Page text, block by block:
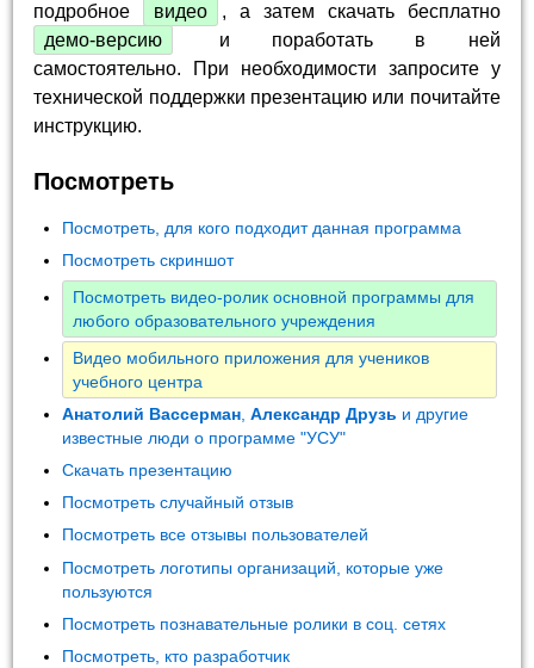
подробное
видео
, а затем скачать бесплатно
демо-версию
и поработать в ней
самостоятельно. При необходимости запросите у
технической поддержки презентацию или почитайте
инструкцию.
Посмотреть
Посмотреть, для кого подходит данная программа
Посмотреть скриншот
Посмотреть видео-ролик основной программы для
любого образовательного учреждения
Видео мобильного приложения для учеников
учебного центра
Анатолий Вассерман ,Александр Друзь и другие
известные люди о программе "УСУ"
Скачать презентацию
Посмотреть случайный отзыв
Посмотреть все отзывы пользователей
Посмотреть логотипы организаций, которые уже
пользуются
Посмотреть познавательные ролики в соц. сетях
Посмотреть, кто разработчик